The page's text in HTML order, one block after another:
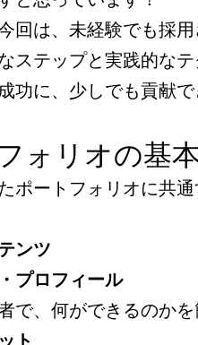
回は、未経験でも採
ステップと実践的な
功に、少しでも貢献で
ォリオの基
ポートフォリオに共
ンツ
プロフィール
で、何ができるのか
ト